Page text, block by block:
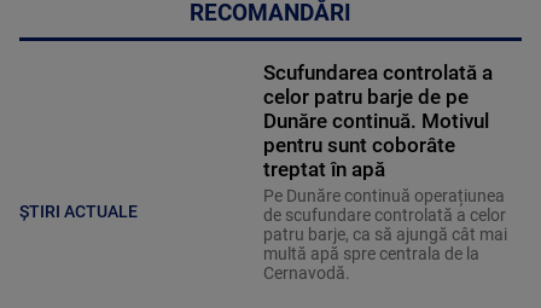
RECOMANDĂRI
ȘTIRI ACTUALE
Scufundarea controlată a
celor patru barje de pe
Dunăre continuă. Motivul
pentru sunt coborâte
treptat în apă
Pe Dunăre continuă operațiunea
de scufundare controlată a celor
patru barje, ca să ajungă cât mai
multă apă spre centrala de la
Cernavodă.